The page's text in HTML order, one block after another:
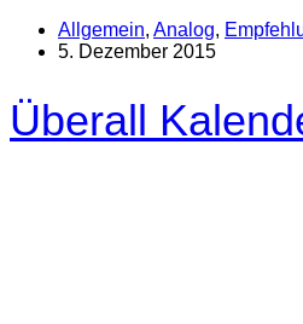
Allgemein, Analog,
5. Dezember 2015
Überall